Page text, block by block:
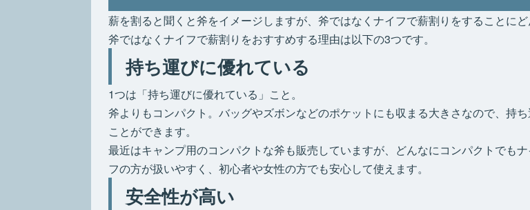
薪を割ると聞くと斧をイメージしますが、斧ではなくナイフで薪割りをすることにど
斧ではなくナイフで薪割りをおすすめする理由は以下の3つです。
持ち運びに優れている
1つは「持ち運びに優れている」こと。
斧よりもコンパクト。バッグやズボンなどのポケットにも収まる大きさなので、持
ことができます。
最近はキャンプ用のコンパクトな斧も販売していますが、どんなにコンパクトでも
フの方が扱いやすく、初心者や女性の方でも安心して使えます。
安全性が高い